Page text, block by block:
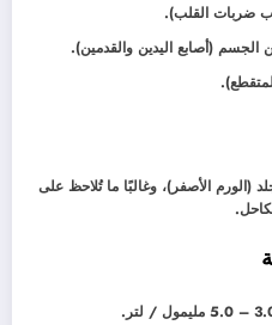
ضربات القلب).
الجسم (أصابع اليدين والقدمين).
(الورم الأصفر)، وغالبًا ما تُلاحظ على